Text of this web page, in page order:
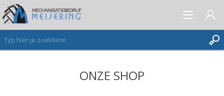
AANMELDEN ALS NIEUWE KLANTONZE SHOP